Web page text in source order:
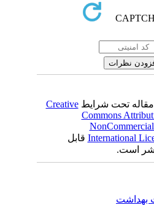
تحت شرایطCreative
Commons
Internationalقابل
است.